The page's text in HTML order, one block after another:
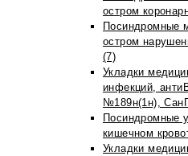
остром
Посиндромные
остром
(7)
Укладки
инфекций,
№189н(1н),
Посиндромные
кишечном
Укладки